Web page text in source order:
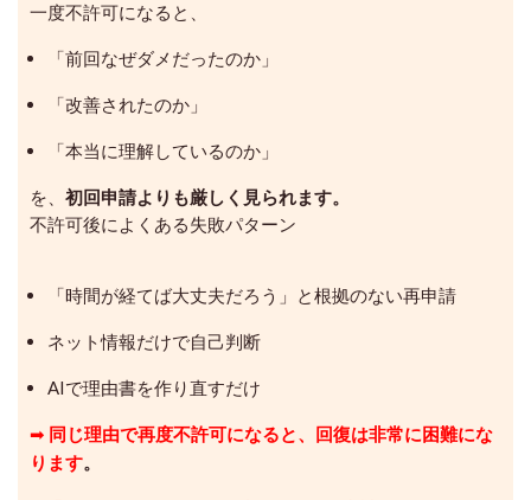
一度不許可になると、
「前回なぜダメだったのか」
「改善されたのか」
「本当に理解しているのか」
を、 初回申請よりも厳しく見られます。
不許可後によくある失敗パターン
「時間が経てば大丈夫だろう」と根拠のない再申請
ネット情報だけで自己判断
AIで理由書を作り直すだけ
➡ 同じ理由で再度不許可になると、回復は非常に困難にな
ります。